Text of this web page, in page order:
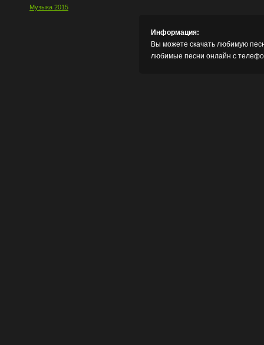
Музыка 2015
Информация:
Вы можете скачать любимую
любимые песни онлайн с